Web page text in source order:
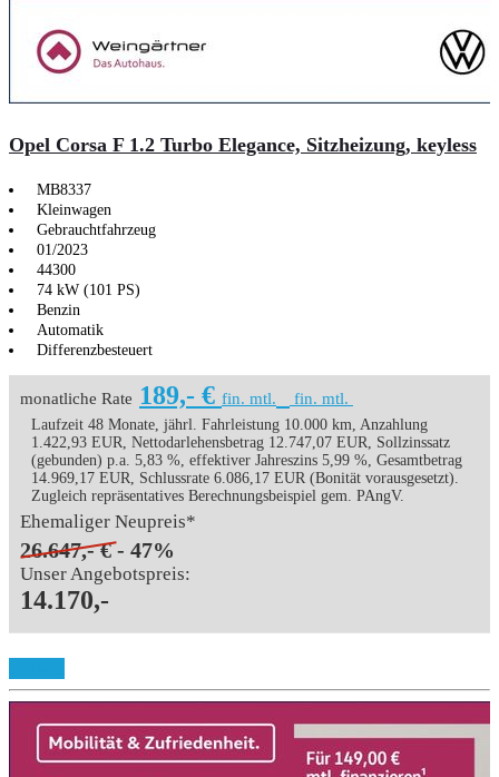
Opel Corsa F 1.2 Turbo Elegance, Sitzheizung, keyless
MB8337
Kleinwagen
Gebrauchtfahrzeug
01/2023
44300
74 kW (101 PS)
Benzin
Automatik
Differenzbesteuert
monatliche Rate 189,- € fin. mtl. fin. mtl.
Laufzeit 48 Monate, jährl. Fahrleistung 10.000 km, Anzahlung
1.422,93 EUR, Nettodarlehensbetrag 12.747,07 EUR, Sollzinssatz
(gebunden) p.a. 5,83 %, effektiver Jahreszins 5,99 %, Gesamtbetrag
14.969,17 EUR, Schlussrate 6.086,17 EUR (Bonität vorausgesetzt).
Zugleich repräsentatives Berechnungsbeispiel gem. PAngV.
Ehemaliger Neupreis*
26.647,- € - 47%
Unser Angebotspreis:
14.170,-